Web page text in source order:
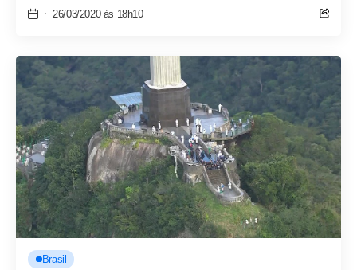
26/03/2020 às 18h10
Brasil